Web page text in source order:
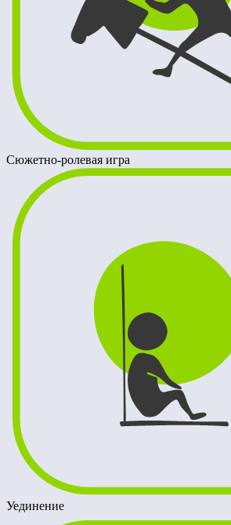
Сюжетно-ролевая игра
Уединение